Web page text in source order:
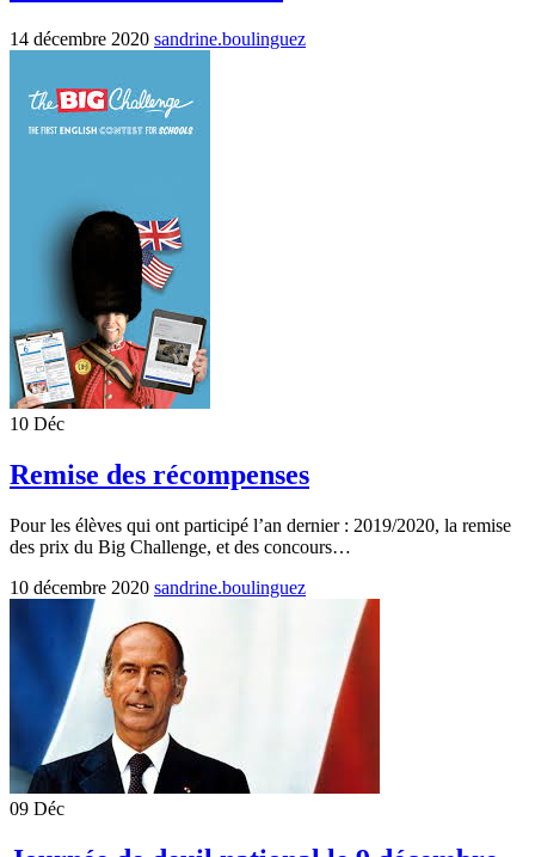
14 décembre 2020 sandrine.boulinguez
10 Déc
Remise des récompenses
Pour les élèves qui ont participé l’an dernier : 2019/2020, la remise
des prix du Big Challenge, et des concours…
10 décembre 2020 sandrine.boulinguez
09 Déc